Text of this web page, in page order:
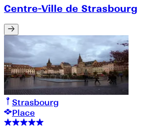
Centre-Ville de Strasbourg
Strasbourg
Place